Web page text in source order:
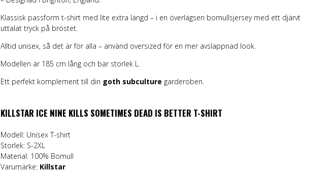
Klassisk passform t-shirt med lite extra längd – i en överlägsen bomullsjersey med ett djärvt
uttalat tryck på bröstet.
Alltid unisex, så det är för alla – använd oversized för en mer avslappnad look.
Modellen är 185 cm lång och bär storlek L.
Ett perfekt komplement till din goth subculture garderoben.
KILLSTAR ICE NINE KILLS SOMETIMES DEAD IS BETTER T-SHIRT
Modell: Unisex T-shirt
Storlek: S-2XL
Material: 100% Bomull
Varumärke: Killstar